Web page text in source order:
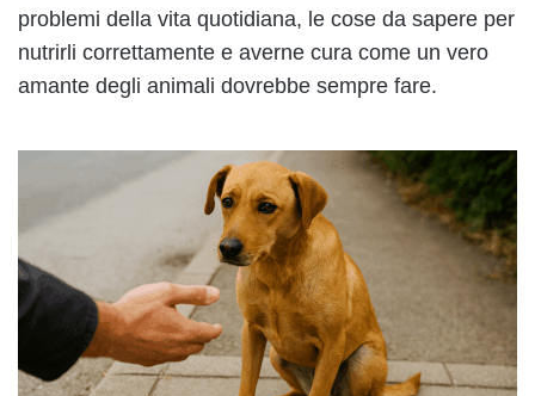
problemi della vita quotidiana, le cose da sapere per
nutrirli correttamente e averne cura come un vero
amante degli animali dovrebbe sempre fare.